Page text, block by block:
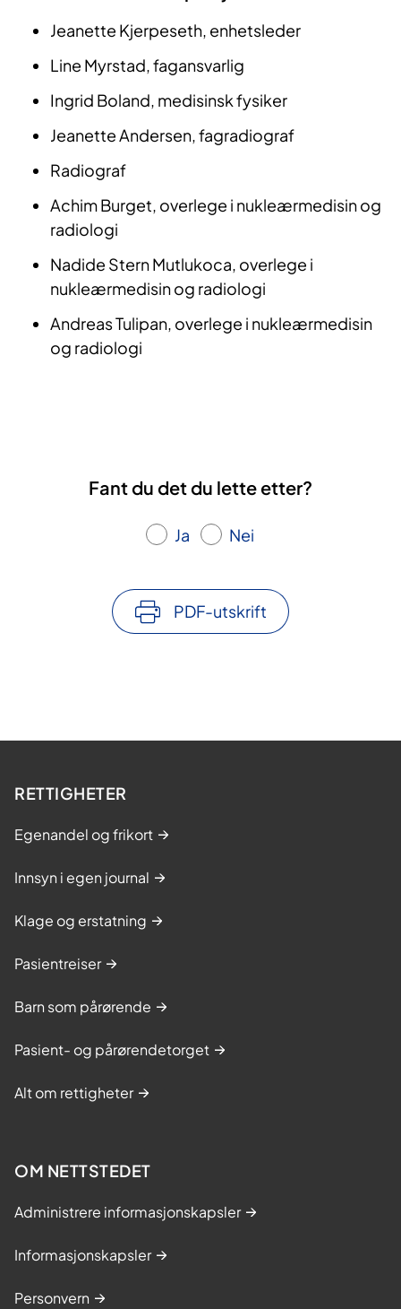
Jeanette Kjerpeseth, enhetsleder
Line Myrstad, fagansvarlig
Ingrid Boland, medisinsk fysiker
Jeanette Andersen, fagradiograf
Radiograf​
Achim Burget, overlege i nukleærmedisin og
radiologi
Nadide Stern Mutlukoca, overlege i
nukleærmedisin og radiologi
Andreas Tulipan, overlege i nukleærmedisin
og radiologi
Fant du det du lette etter?
Ja Nei
PDF-utskrift
RETTIGHETER
Egenandel og frikort
Innsyn i egen journal
Klage og erstatning
Pasientreiser
Barn som pårørende
Pasient- og pårørendetorget
Alt om rettigheter
OM NETTSTEDET
Administrere informasjonskapsler
Informasjonskapsler
Personvern